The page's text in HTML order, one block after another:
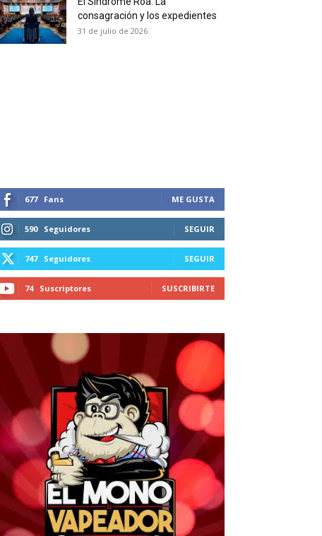
and receive all the news
in your email.
consagración y los expedientes
31 de julio de 2026
677 Fans ME GUSTA
590 Seguidores SEGUIR
747 Seguidores SEGUIR
74 Suscriptores SUSCRIBIRTE